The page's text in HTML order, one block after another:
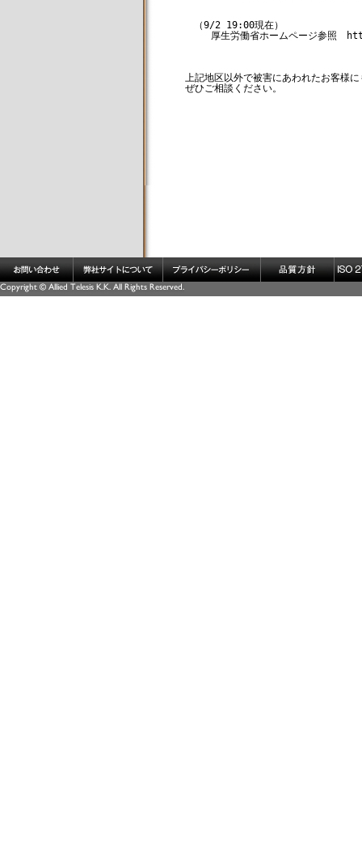
     （9/2 19:00現在）
厚生労働省ホームページ参照
上記地区以外で被害にあわれたお客様に
ぜひご相談ください。